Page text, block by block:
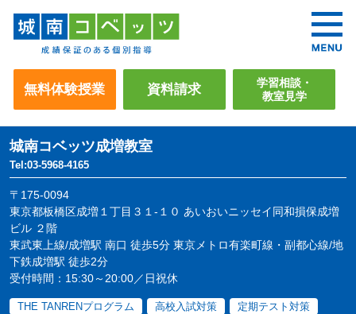
無料体験授業 資料請求
学習相談・
教室見学
城南コベッツ成増教室
Tel:03-5968-4165
〒175-0094
東京都板橋区成増１丁目３１-１０ あいおいニッセイ同和損保成増
ビル ２階
東武東上線/成増駅 南口 徒歩5分 東京メトロ有楽町線・副都心線/地
下鉄成増駅 徒歩2分
受付時間：15:30～20:00／日祝休
THE TANRENプログラム 高校入試対策
定期テスト対策